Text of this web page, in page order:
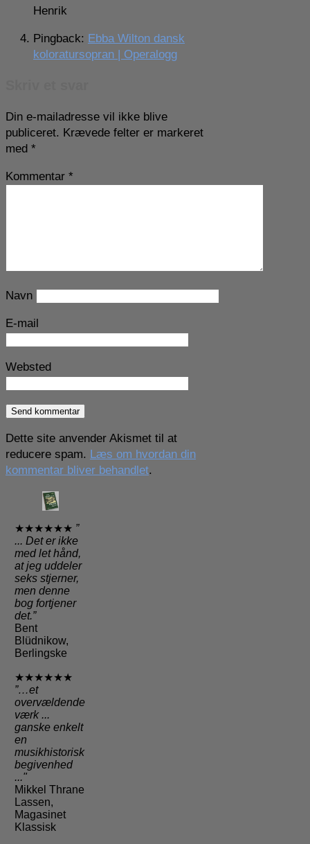
Henrik
Pingback: Ebba Wilton dansk
koloratursopran | Operalogg
Din e-mailadresse vil ikke blive
publiceret. Krævede felter er markeret
med *
Kommentar *
Navn
E-mail
Websted
Dette site anvender Akismet til at
reducere spam. Læs om hvordan din
kommentar bliver behandlet.
★★★★★★ ”
... Det er ikke
med let hånd,
at jeg uddeler
seks stjerner,
men denne
bog fortjener
det.”
Bent
Blüdnikow,
Berlingske
★★★★★★
”…et
overvældende
værk ...
ganske enkelt
en
musikhistorisk
begivenhed
..."
Mikkel Thrane
Lassen,
Magasinet
Klassisk